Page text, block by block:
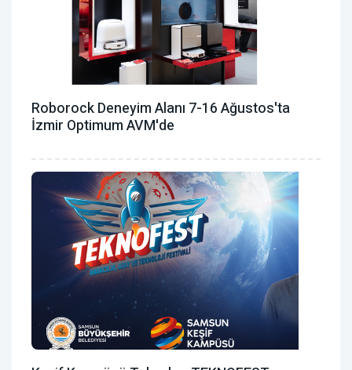
Roborock Deneyim Alanı 7-16 Ağustos'ta
İzmir Optimum AVM'de